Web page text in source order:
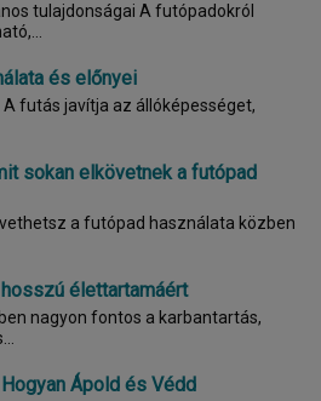
A futópadokról
és előnyei
sokan elkövetnek a futópad
a futópad használata közben
élettartamáért
nagyon fontos a karbantartás,
Ápold és Védd